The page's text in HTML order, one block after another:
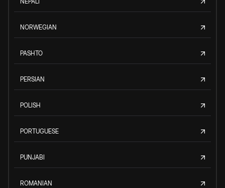
NORWEGIAN
PASHTO
PERSIAN
POLISH
PORTUGUESE
PUNJABI
ROMANIAN